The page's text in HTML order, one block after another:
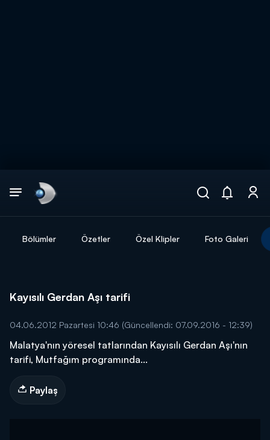
Bölümler Özetler Özel Klipler Foto Galeri
Kayısılı Gerdan Aşı tarifi
04.06.2012 Pazartesi 10:46 (Güncellendi: 07.09.2016 - 12:39)
Malatya'nın yöresel tatlarından Kayısılı Gerdan Aşı'nın
tarifi, Mutfağım programında...
Paylaş